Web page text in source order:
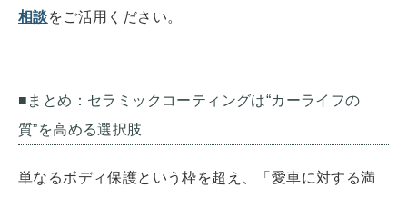
相談をご活用ください。
■まとめ：セラミックコーティングは“カーライフの
質”を高める選択肢
単なるボディ保護という枠を超え、「愛車に対する満